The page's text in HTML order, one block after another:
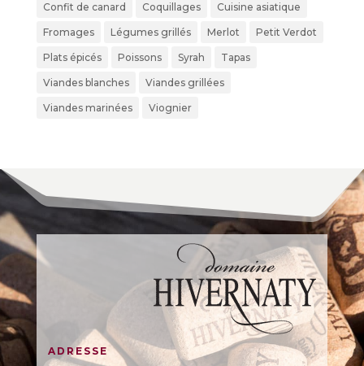
Confit de canard Coquillages Cuisine asiatique
Fromages Légumes grillés Merlot Petit Verdot
Plats épicés Poissons Syrah Tapas
Viandes blanches Viandes grillées
Viandes marinées Viognier
ADRESSE